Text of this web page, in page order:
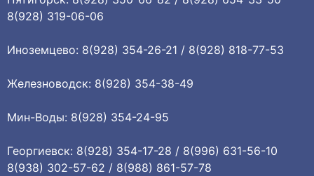
8(928) 319-06-06
Иноземцево: 8(928) 354-26-21 / 8(928) 818-77-53
Железноводск: 8(928) 354-38-49
Мин-Воды: 8(928) 354-24-95
Георгиевск: 8(928) 354-17-28 / 8(996) 631-56-10
8(938) 302-57-62 / 8(988) 861-57-78